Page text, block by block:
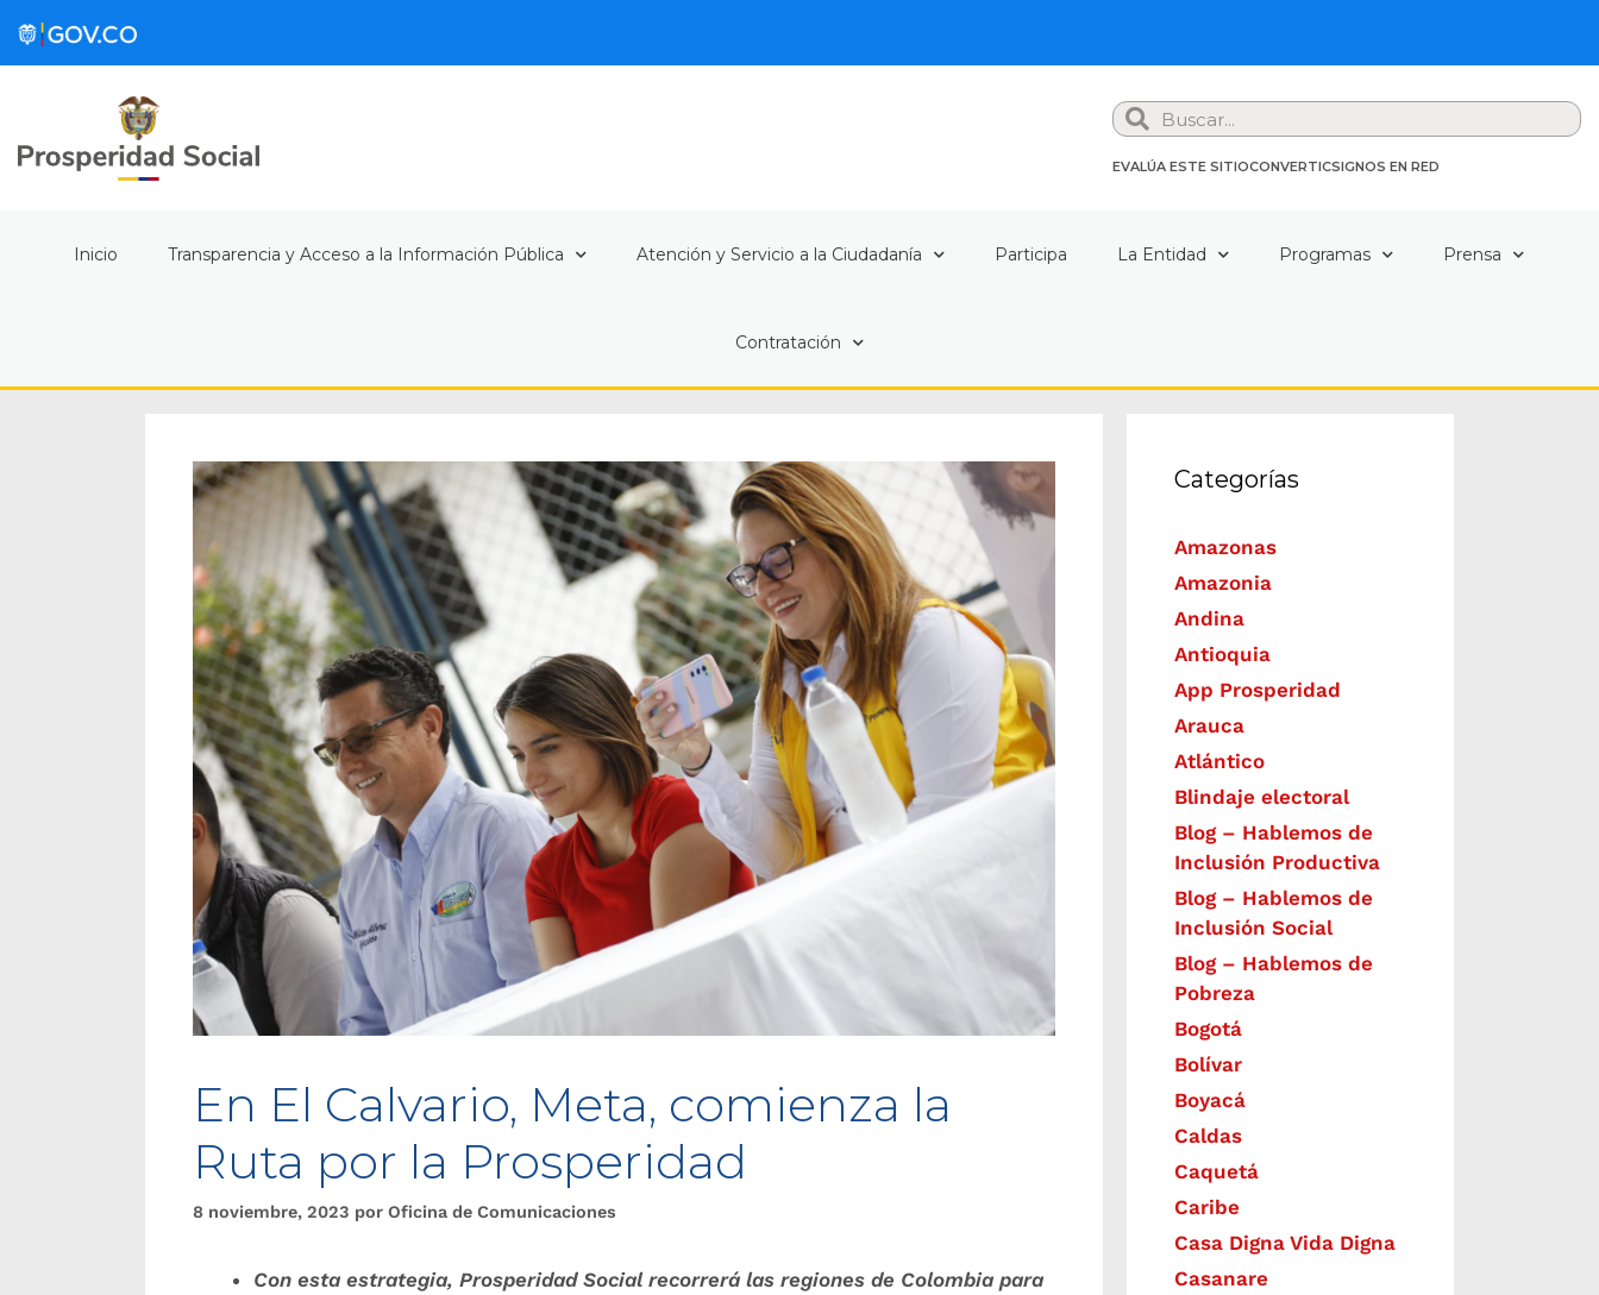
Search
EVALÚA ESTE SITIOCONVERTICSIGNOS EN RED
Inicio Transparencia y Acceso a la Información Pública Atención y Servicio a la Ciudadanía Participa La Entidad Programas Prensa
Contratación
En El Calvario, Meta, comienza la
Ruta por la Prosperidad
8 noviembre, 2023 por Oficina de Comunicaciones
Con esta estrategia, Prosperidad Social recorrerá las regiones de Colombia para
Categorías
Amazonas
Amazonia
Andina
Antioquia
App Prosperidad
Arauca
Atlántico
Blindaje electoral
Blog – Hablemos de
Inclusión Productiva
Blog – Hablemos de
Inclusión Social
Blog – Hablemos de
Pobreza
Bogotá
Bolívar
Boyacá
Caldas
Caquetá
Caribe
Casa Digna Vida Digna
Casanare